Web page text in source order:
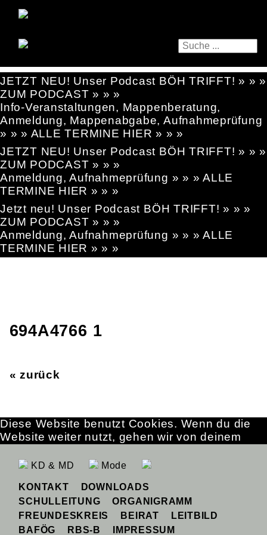
JETZT NEU! Unser Podcast BÖH TRIFFT! » » »
ZUM PODCAST » » »
Info-Veranstaltungen, Mappenberatung,
Anmeldung, Mappenabgabe, Aufnahmeprüfung
» » » ALLE TERMINE HIER » » »
JETZT NEU! Unser Podcast BÖH TRIFFT! » » »
ZUM PODCAST » » »
Anmeldung, Aufnahmeprüfung » » » ALLE
TERMINE HIER » » »
Jetzt neu! Unser Podcast BÖH TRIFFT! » » »
ZUM PODCAST » » »
Anmeldung, Aufnahmeprüfung » » » ALLE
TERMINE HIER » » »
694A4766 1
« zurück
KD & MD Mode
KONTAKT
DOWNLOADS
SCHULLEITUNG
ORGANIGRAMM
FREUNDESKREIS
BEIRAT
LEITBILD
BAFÖG
RBS-B IMPRESSUM
Diese Website benutzt Cookies. Wenn du die
Website weiter nutzt, gehen wir von deinem